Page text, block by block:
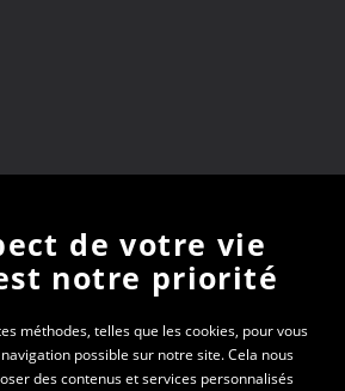
à la newsletter, vous recevrez
des PEP 69
de votre vie
notre priorité
méthodes, telles que les cookies, pour vous
possible sur notre site. Cela nous
des contenus et services personnalisés